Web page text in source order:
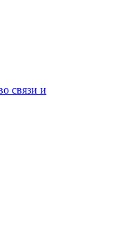
связи и